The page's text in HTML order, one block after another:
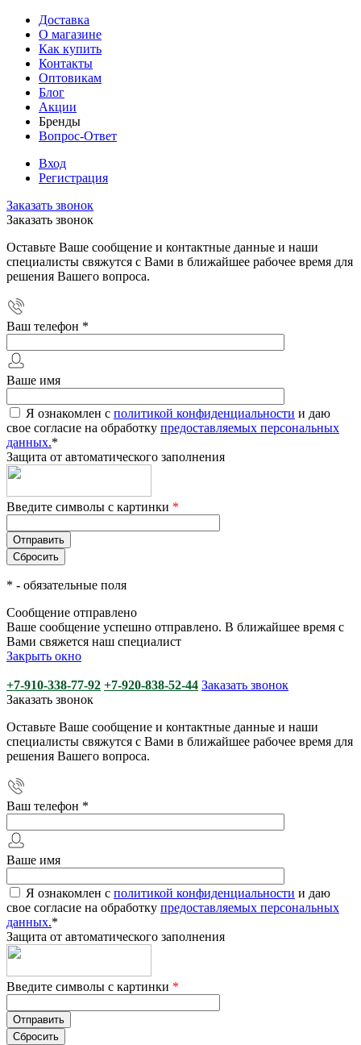
Доставка
О магазине
Как купить
Контакты
Оптовикам
Блог
Акции
Бренды
Вопрос-Ответ
Вход
Регистрация
Заказать звонок
Заказать звонок
Оставьте Ваше сообщение и контактные данные и наши
специалисты свяжутся с Вами в ближайшее рабочее время для
решения Вашего вопроса.
Ваш телефон *
Ваше имя
Я ознакомлен с политикой конфиденциальности и даю
свое согласие на обработку предоставляемых персональных
данных.*
Защита от автоматического заполнения
Введите символы с картинки *
* - обязательные поля
Сообщение отправлено
Ваше сообщение успешно отправлено. В ближайшее время с
Вами свяжется наш специалист
Закрыть окно
+7-910-338-77-92 +7-920-838-52-44 Заказать звонок
Заказать звонок
Оставьте Ваше сообщение и контактные данные и наши
специалисты свяжутся с Вами в ближайшее рабочее время для
решения Вашего вопроса.
Ваш телефон *
Ваше имя
Я ознакомлен с политикой конфиденциальности и даю
свое согласие на обработку предоставляемых персональных
данных.*
Защита от автоматического заполнения
Введите символы с картинки *